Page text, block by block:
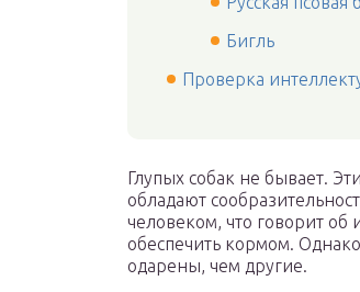
Бигль
Проверка
Глупых собак не бывает.
обладают
человеком, что говорит об
обеспечить кормом.
одарены, чем другие.